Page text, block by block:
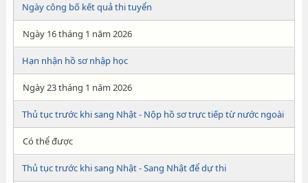
Ngày công bố kết quả thi tuyển
Ngày 16 tháng 1 năm 2026
Hạn nhận hồ sơ nhập học
Ngày 23 tháng 1 năm 2026
Thủ tục trước khi sang Nhật - Nộp hồ sơ trực tiếp từ nước ngoài
Có thể được
Thủ tục trước khi sang Nhật - Sang Nhật để dự thi